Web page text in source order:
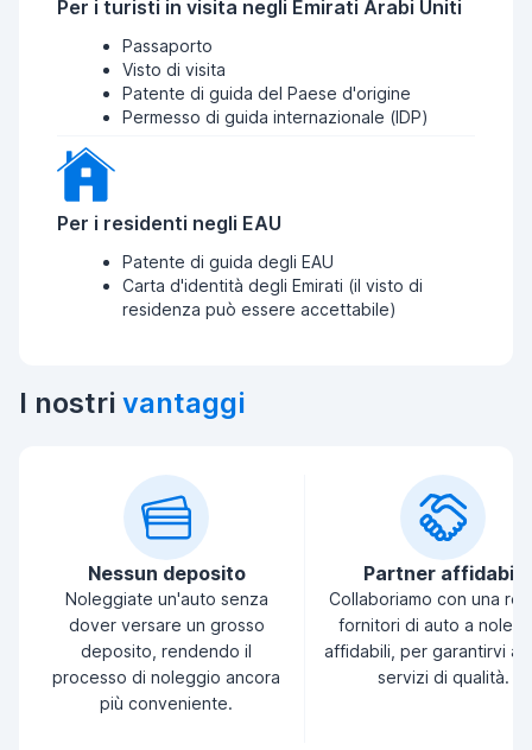
Per i turisti in visita negli Emirati Arabi Uniti
Passaporto
Visto di visita
Patente di guida del Paese d'origine
Permesso di guida internazionale (IDP)
Per i residenti negli EAU
Patente di guida degli EAU
Carta d'identità degli Emirati (il visto di
residenza può essere accettabile)
I nostri vantaggi
Nessun deposito
Noleggiate un'auto senza
dover versare un grosso
deposito, rendendo il
processo di noleggio ancora
più conveniente.
Partner affidabili
Collaboriamo con una
fornitori di auto a
affidabili, per garantirvi
servizi di qualità.